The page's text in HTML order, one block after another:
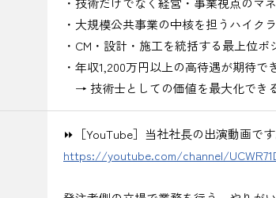
法につきましては、基本的にＥメールで送付
・大規模公共事業の中核を担うハイク
・CM・設計・施工を統括する最上位ポ
・年収1,200万円以上の高待遇が期待で
→ 技術士としての価値を最大化でき
⏩［YouTube］当社社長の出演動画です
https://youtube.com/channel/